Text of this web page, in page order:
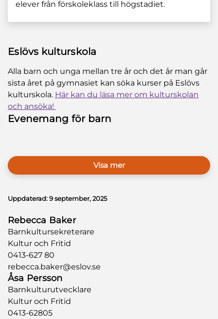
elever från förskoleklass till högstadiet.
Eslövs kulturskola
Alla barn och unga mellan tre år och det år man går
sista året på gymnasiet kan söka kurser på Eslövs
kulturskola. Här kan du läsa mer om kulturskolan
och ansöka!
Evenemang för barn
Visa mer
Uppdaterad:9 september, 2025
Rebecca Baker
Barnkultursekreterare
Kultur och Fritid
0413-627 80
rebecca.baker@eslov.se
Åsa Persson
Barnkulturutvecklare
Kultur och Fritid
0413-62805